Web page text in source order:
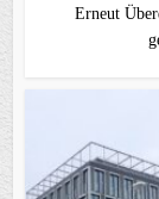
Erneut